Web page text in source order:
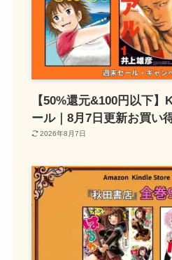
【50%還元&100円以下
ール｜8月7日更新お買い
2026年8月7日